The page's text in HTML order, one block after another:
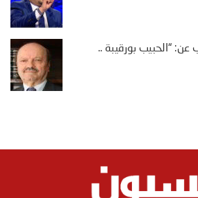
“الحبيب بورقيبة ..